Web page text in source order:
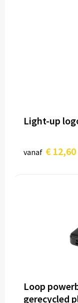
Light-up
vanaf € 12,60
Loop
gerecycled